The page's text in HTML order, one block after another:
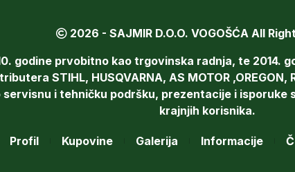
2026 - SAJMIR D.O.O. VOGOŠĆA All
godine prvobitno kao trgovinska radnja, te
STIHL, HUSQVARNA, AS MOTOR
i tehničku podršku, prezentacije i
krajnjih korisnika.
Profil Kupovine Galerija Informacije